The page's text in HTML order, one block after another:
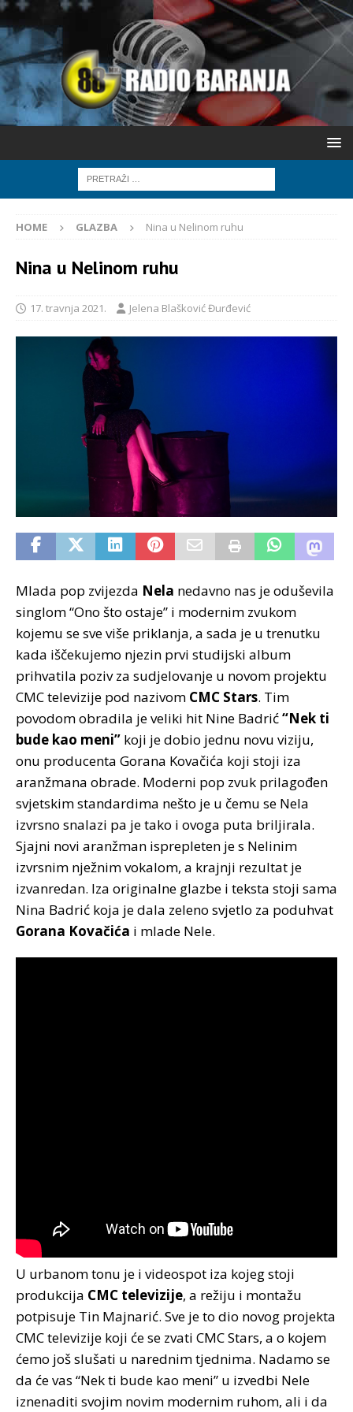
HOME GLAZBA Nina u Nelinom ruhu
Nina u Nelinom ruhu
17. travnja 2021. Jelena Blašković Đurđević
Mlada pop zvijezda Nela nedavno nas je oduševila
singlom “Ono što ostaje” i modernim zvukom
kojemu se sve više priklanja, a sada je u trenutku
kada iščekujemo njezin prvi studijski album
prihvatila poziv za sudjelovanje u novom projektu
CMC televizije pod nazivom CMC Stars. Tim
povodom obradila je veliki hit Nine Badrić“Nek ti
bude kao meni” koji je dobio jednu novu viziju,
onu producenta Gorana Kovačića koji stoji iza
aranžmana obrade. Moderni pop zvuk prilagođen
svjetskim standardima nešto je u čemu se Nela
izvrsno snalazi pa je tako i ovoga puta briljirala.
Sjajni novi aranžman isprepleten je s Nelinim
izvrsnim nježnim vokalom, a krajnji rezultat je
izvanredan. Iza originalne glazbe i teksta stoji sama
Nina Badrić koja je dala zeleno svjetlo za poduhvat
Gorana Kovačića i mlade Nele.
U urbanom tonu je i videospot iza kojeg stoji
produkcija CMC televizije, a režiju i montažu
potpisuje Tin Majnarić. Sve je to dio novog projekta
CMC televizije koji će se zvati CMC Stars, a o kojem
ćemo još slušati u narednim tjednima. Nadamo se
da će vas “Nek ti bude kao meni” u izvedbi Nele
iznenaditi svojim novim modernim ruhom, ali i da